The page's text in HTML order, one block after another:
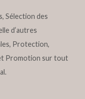
Sélection des
d’autres
Protection,
Promotion sur tout